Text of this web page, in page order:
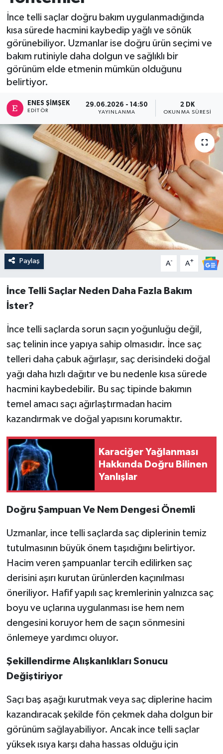
İnce telli saçlar doğru bakım uygulanmadığında
kısa sürede hacmini kaybedip yağlı ve sönük
görünebiliyor. Uzmanlar ise doğru ürün seçimi ve
bakım rutiniyle daha dolgun ve sağlıklı bir
görünüm elde etmenin mümkün olduğunu
belirtiyor.
ENES ŞIMŞEK
EDITÖR
29.06.2026 - 14:50
YAYINLANMA
2 DK
OKUNMA SÜRESI
Paylaş A- A+
İnce Telli Saçlar Neden Daha Fazla Bakım
İster?
İnce telli saçlarda sorun saçın yoğunluğu değil,
saç telinin ince yapıya sahip olmasıdır. İnce saç
telleri daha çabuk ağırlaşır, saç derisindeki doğal
yağı daha hızlı dağıtır ve bu nedenle kısa sürede
hacmini kaybedebilir. Bu saç tipinde bakımın
temel amacı saçı ağırlaştırmadan hacim
kazandırmak ve doğal yapısını korumaktır.
Karaciğer Yağlanması
Hakkında Doğru Bilinen
Yanlışlar
Doğru Şampuan Ve Nem Dengesi Önemli
Uzmanlar, ince telli saçlarda saç diplerinin temiz
tutulmasının büyük önem taşıdığını belirtiyor.
Hacim veren şampuanlar tercih edilirken saç
derisini aşırı kurutan ürünlerden kaçınılması
öneriliyor. Hafif yapılı saç kremlerinin yalnızca saç
boyu ve uçlarına uygulanması ise hem nem
dengesini koruyor hem de saçın sönmesini
önlemeye yardımcı oluyor.
Şekillendirme Alışkanlıkları Sonucu
Değiştiriyor
Saçı baş aşağı kurutmak veya saç diplerine hacim
kazandıracak şekilde fön çekmek daha dolgun bir
görünüm sağlayabiliyor. Ancak ince telli saçlar
yüksek ısıya karşı daha hassas olduğu için